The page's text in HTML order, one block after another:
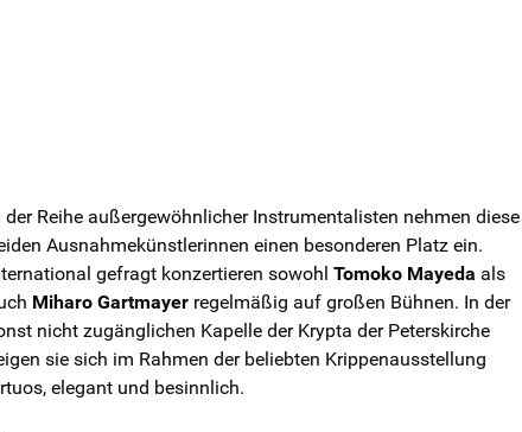
der Reihe außergewöhnlicher Instrumentalisten nehmen diese
Ausnahmekünstlerinnen einen besonderen Platz ein.
gefragt konzertieren sowohl Tomoko Mayeda als
Miharo Gartmayer regelmäßig auf großen Bühnen. In der
nicht zugänglichen Kapelle der Krypta der Peterskirche
sie sich im Rahmen der beliebten Krippenausstellung
elegant und besinnlich.